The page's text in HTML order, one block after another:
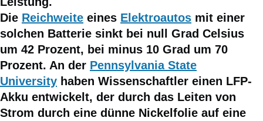
Die Reichweite eines Elektroautos mit einer
solchen Batterie sinkt bei null Grad Celsius
um 42 Prozent, bei minus 10 Grad um 70
Prozent. An der Pennsylvania State
University haben Wissenschaftler einen LFP-
Akku entwickelt, der durch das Leiten von
Strom durch eine dünne Nickelfolie auf eine